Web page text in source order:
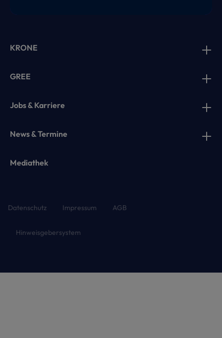
KRONE
GREE
Jobs & Karriere
News & Termine
Mediathek
Datenschutz Impressum AGB
Hinweisgebersystem